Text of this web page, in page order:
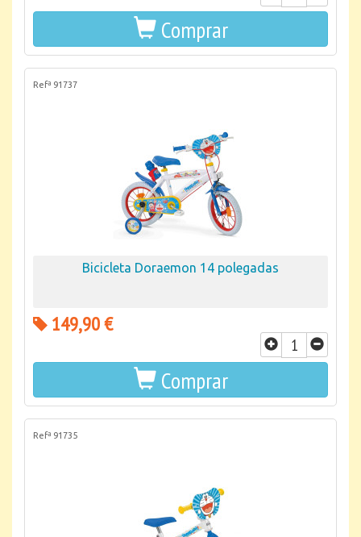
Comprar
Refª 91737
Bicicleta Doraemon 14 polegadas
149,90 €
Comprar
Refª 91735